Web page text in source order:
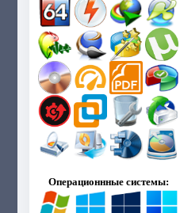
Операционнные системы: